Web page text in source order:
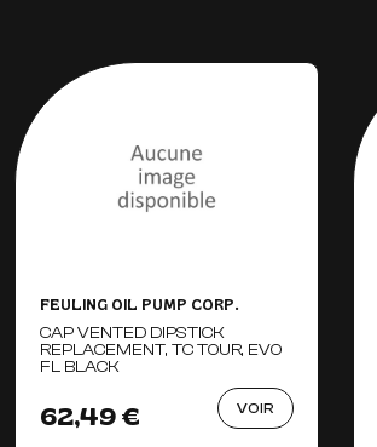
FEULING OIL PUMP CORP.
CAP VENTED DIPSTICK
REPLACEMENT, TC TOUR, EVO
FL BLACK
62,49 € VOIR